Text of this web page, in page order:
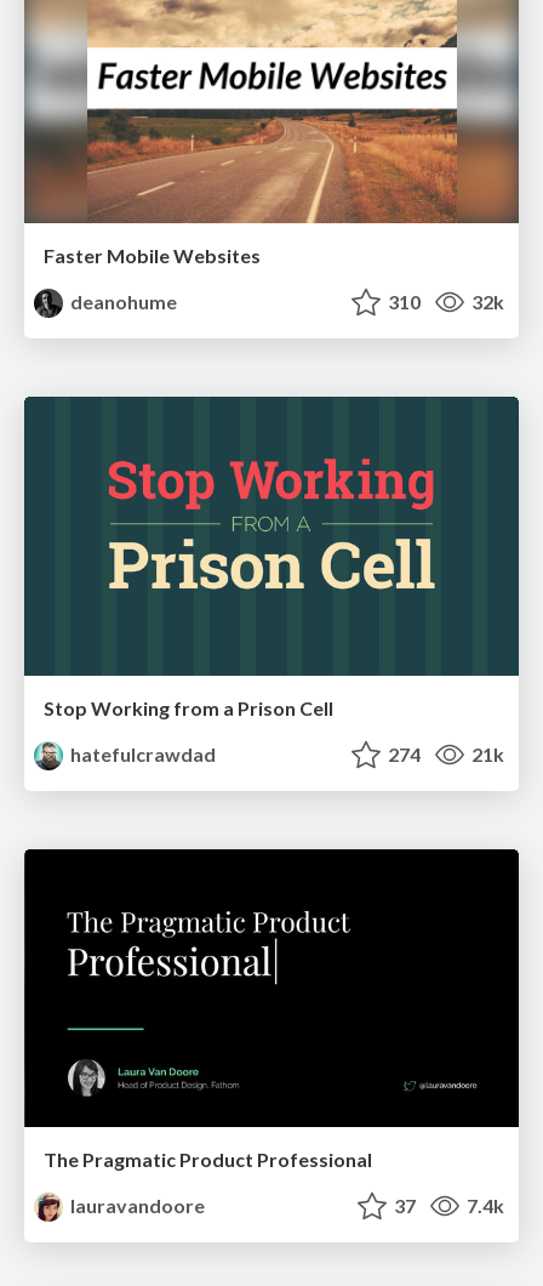
Faster Mobile Websites
deanohume
310 32k
Stop Working from a Prison Cell
hatefulcrawdad
274 21k
The Pragmatic Product Professional
lauravandoore
37 7.4k